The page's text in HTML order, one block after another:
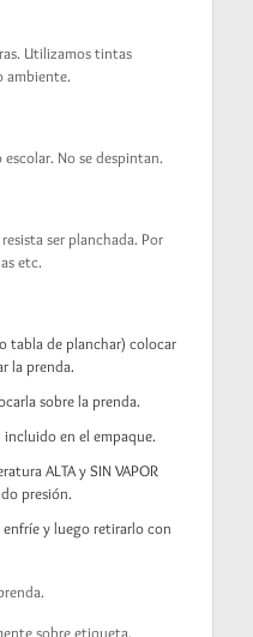
Utilizamos tintas
ambiente.
No se despintan.
ser planchada. Por
etc.
tabla de planchar) colocar
la prenda.
sobre la prenda.
en el empaque.
ALTA y SIN VAPOR
presión.
enfríe y luego retirarlo con
sobre etiqueta.